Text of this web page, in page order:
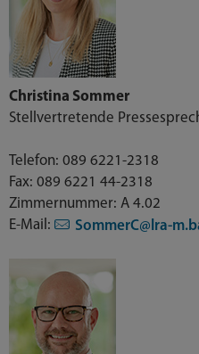
Christina Sommer
Stellvertretende
Telefon: 089 6221-2318
Fax: 089 6221 44-2318
Zimmernummer: A 4.02
E-Mail:
SommerC@lra-